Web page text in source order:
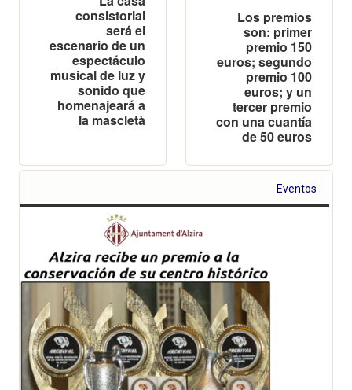
consistorial
será el
escenario de un
espectáculo
musical de luz y
sonido que
homenajeará a
la mascletà
Los premios
son: primer
premio 150
euros; segundo
premio 100
euros; y un
tercer premio
con una cuantía
de 50 euros
Eventos